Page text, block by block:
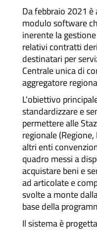
Aree
Da febbraio 2021
modulo software
inerente la
relativi contratti
destinatari per
Centrale unica di
aggregatore
L'obiettivo
standardizzare e
permettere alle
regionale
altri enti
quadro messi a
acquistare beni e
ad articolate e
svolte a monte
base della
Il sistema è